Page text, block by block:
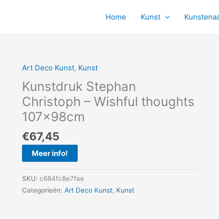
Home Kunst
Art Deco Kunst, Kunst
Kunstdruk Stephan
Christoph – Wishful thoughts
107x98cm
€67,45
Meer info!
SKU: c684fc8e7fae
Categorieën: Art Deco Kunst, Kunst